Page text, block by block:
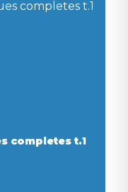
completes t.1